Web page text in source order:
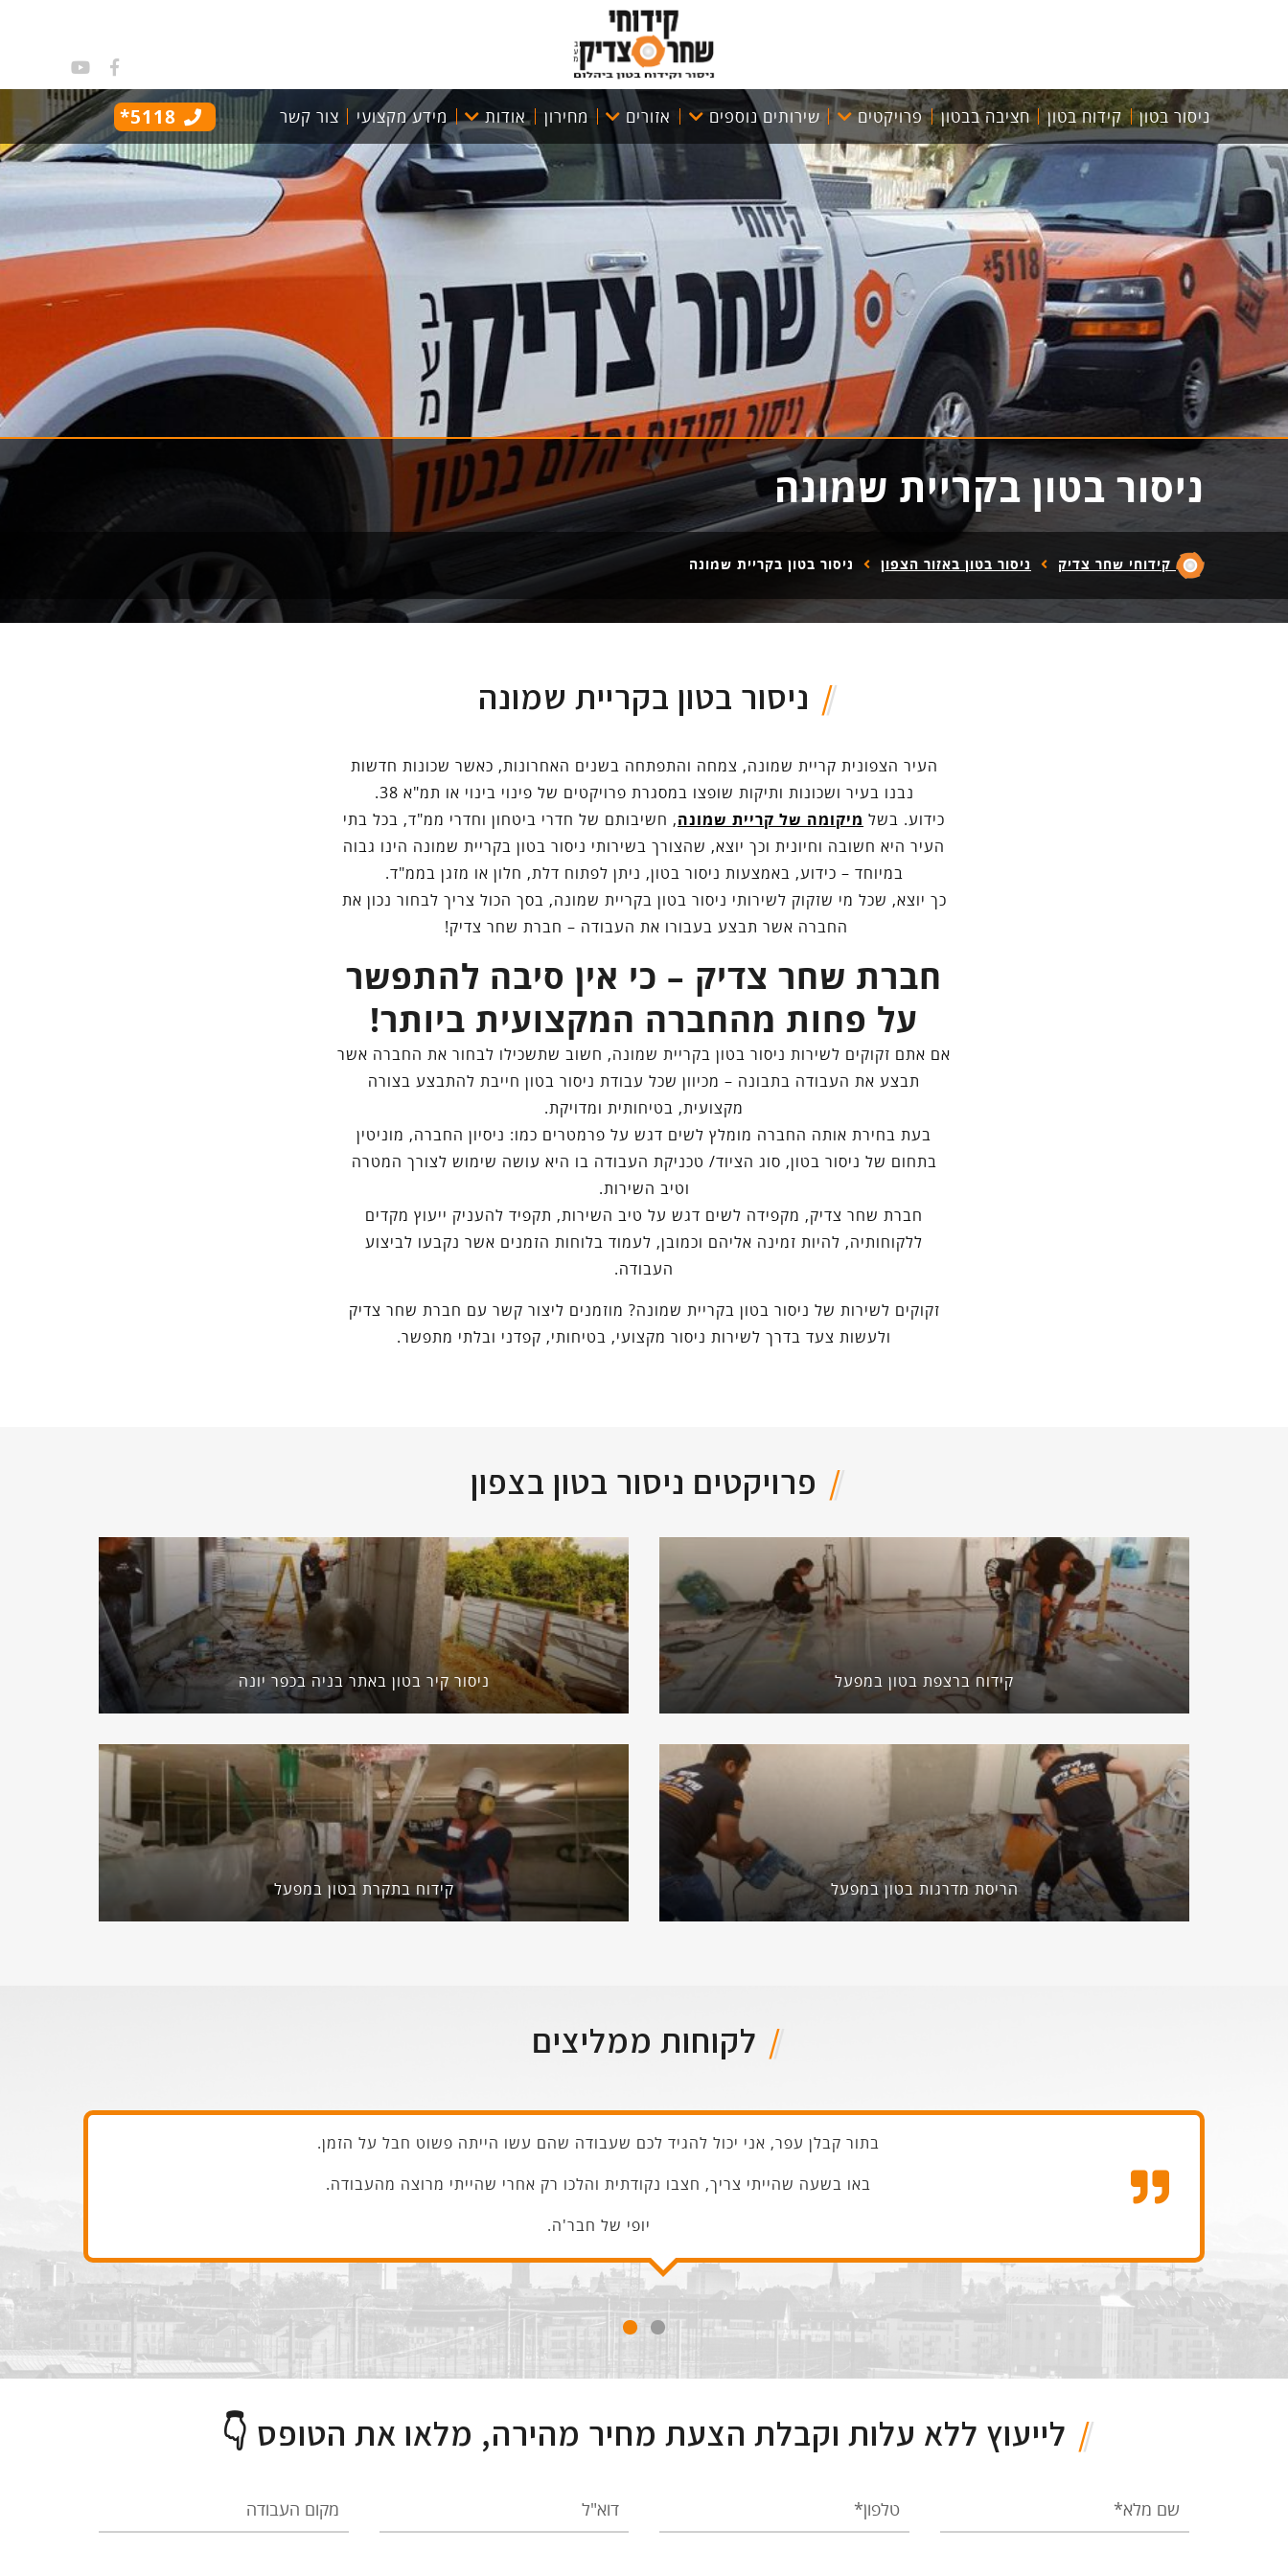
ניסור בטון קידוח בטון חציבה בבטון פרויקטים שירותים נוספים אזורים מחירון אודות מידע מקצועי צור קשר 5118*
ניסור בטון בקריית שמונה
קידוחי שחר צדיק ניסור בטון באזור הצפון ניסור בטון בקריית שמונה
ניסור בטון בקריית שמונה
העיר הצפונית קריית שמונה, צמחה והתפתחה בשנים האחרונות, כאשר שכונות חדשות
נבנו בעיר ושכונות ותיקות שופצו במסגרת פרויקטים של פינוי בינוי או תמ"א 38.
כידוע. בשל מיקומה של קריית שמונה, חשיבותם של חדרי ביטחון וחדרי ממ"ד, בכל בתי
העיר היא חשובה וחיונית וכך יוצא, שהצורך בשירותי ניסור בטון בקריית שמונה הינו גבוה
במיוחד – כידוע, באמצעות ניסור בטון, ניתן לפתוח דלת, חלון או מזגן בממ"ד.
כך יוצא, שכל מי שזקוק לשירותי ניסור בטון בקריית שמונה, בסך הכול צריך לבחור נכון את
החברה אשר תבצע בעבורו את העבודה – חברת שחר צדיק!
חברת שחר צדיק – כי אין סיבה להתפשר
על פחות מהחברה המקצועית ביותר!
אם אתם זקוקים לשירות ניסור בטון בקריית שמונה, חשוב שתשכילו לבחור את החברה אשר
תבצע את העבודה בתבונה – מכיוון שכל עבודת ניסור בטון חייבת להתבצע בצורה
מקצועית, בטיחותית ומדויקת.
בעת בחירת אותה החברה מומלץ לשים דגש על פרמטרים כמו: ניסיון החברה, מוניטין
בתחום של ניסור בטון, סוג הציוד/ טכניקת העבודה בו היא עושה שימוש לצורך המטרה
וטיב השירות.
חברת שחר צדיק, מקפידה לשים דגש על טיב השירות, תקפיד להעניק ייעוץ מקדים
ללקוחותיה, להיות זמינה אליהם וכמובן, לעמוד בלוחות הזמנים אשר נקבעו לביצוע
העבודה.
זקוקים לשירות של ניסור בטון בקריית שמונה? מוזמנים ליצור קשר עם חברת שחר צדיק
ולעשות צעד בדרך לשירות ניסור מקצועי, בטיחותי, קפדני ובלתי מתפשר.
פרויקטים ניסור בטון בצפון
קידוח ברצפת בטון במפעל ניסור קיר בטון באתר בניה בכפר יונה
הריסת מדרגות בטון במפעל קידוח בתקרת בטון במפעל
לקוחות ממליצים
בתור קבלן עפר, אני יכול להגיד לכם שעבודה שהם עשו הייתה פשוט חבל על הזמן.
באו בשעה שהייתי צריך, חצבו נקודתית והלכו רק אחרי שהייתי מרוצה מהעבודה.
יופי של חבר'ה.
לייעוץ ללא עלות וקבלת הצעת מחיר מהירה, מלאו את הטופס 👇
מלא
טלפון דוא"ל
העבודה